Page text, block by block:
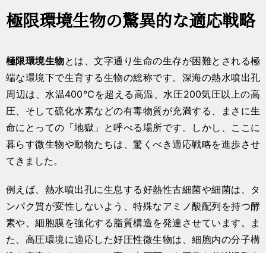
極限環境生物の驚異的な適応戦略
極限環境生物とは、文字通り生命の生存が困難とされる極
端な環境下で生育する生物の総称です。深海の熱水噴出孔
周辺は、水温400℃を超える高温、水圧200気圧以上の高
圧、そして硫化水素などの有毒物質が充満する、まさに生
命にとっての「地獄」と呼べる場所です。しかし、ここに
暮らす微生物や動物たちは、驚くべき適応戦略を進歩させ
てきました。
例えば、熱水噴出孔に生息する好熱性古細菌や細菌は、タ
ンパク質が変性しないよう、特殊なアミノ酸配列を持つ酵
素や、細胞膜を強化する脂質構造を発達させています。ま
た、高圧環境に適応した好圧性微生物は、細胞内の分子構